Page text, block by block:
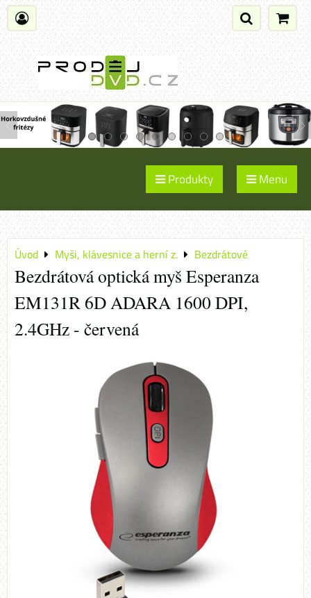
Produkty Menu
Úvod Myši, klávesnice a herní z. Bezdrátové
Bezdrátová optická myš Esperanza
EM131R 6D ADARA 1600 DPI,
2.4GHz - červená